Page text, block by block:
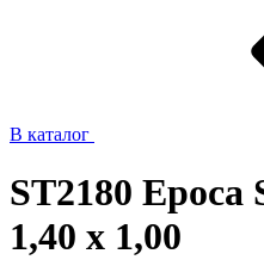
В каталог
ST2180 Epoca
1,40 х 1,00